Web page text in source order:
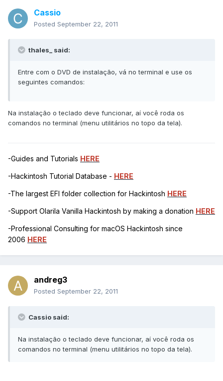
Cassio
Posted September 22, 2011
thales_ said:
Entre com o DVD de instalação, vá no terminal e use os
seguintes comandos:
Na instalação o teclado deve funcionar, aí você roda os
comandos no terminal (menu utilitários no topo da tela).
-Guides and Tutorials HERE
-Hackintosh Tutorial Database - HERE
-The largest EFI folder collection for Hackintosh HERE
-Support Olarila Vanilla Hackintosh by making a donation HERE
-Professional Consulting for macOS Hackintosh since
2006 HERE
andreg3
Posted September 22, 2011
Cassio said:
Na instalação o teclado deve funcionar, aí você roda os
comandos no terminal (menu utilitários no topo da tela).